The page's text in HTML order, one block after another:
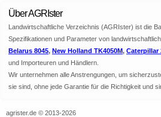
Über AGRIster
Landwirtschaftliche Verzeichnis (AGRIster) ist die
Spezifikationen und Parameter von
Belarus 8045, New Holland TK4050M, Caterpillar
und Importeuren und Händlern.
Wir unternehmen alle Anstrengungen, um
sie sind, ohne jede Garantie für die Richtigkeit und
agrister.de © 2013-2026